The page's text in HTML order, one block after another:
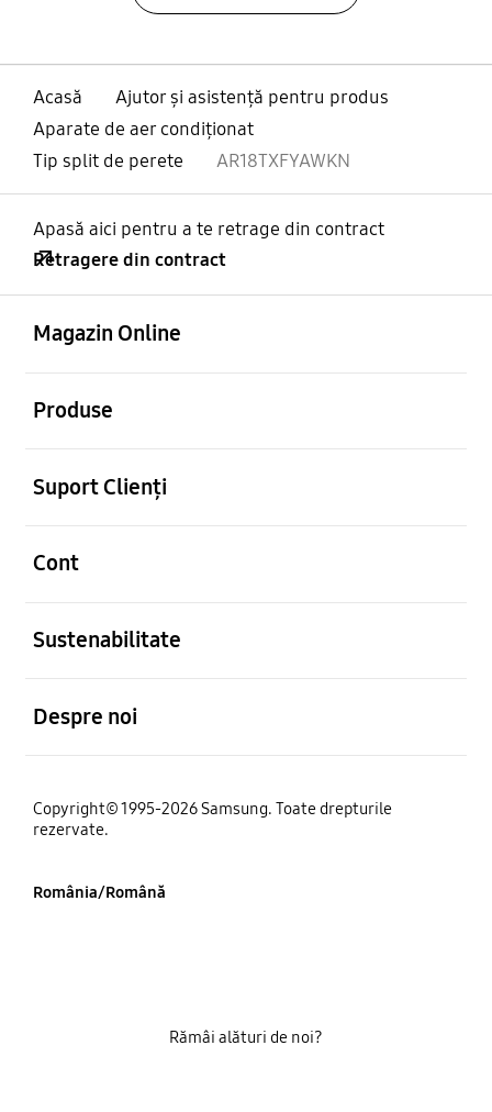
Acasă
Ajutor și asistență pentru produs
Aparate de aer condiţionat
Tip split de perete
AR18TXFYAWKN
Apasă aici pentru a te retrage din contract
Retragere din contract
Magazin Online
Produse
Suport Clienți
Cont
Sustenabilitate
Despre noi
Copyright© 1995-2026 Samsung. Toate drepturile
rezervate.
România/Română
Rămâi alături de noi?